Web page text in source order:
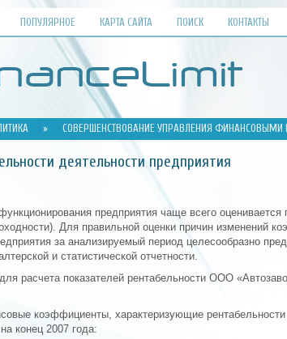
ПОПУЛЯРНОЕ КАРТА САЙТА ПОИСК КОНТАКТЫ
» СОВЕРШЕНСТВОВАНИЕ УПРАВЛЕНИЯ ФИНАНСОВЫМИ
деятельности предприятия
предприятия чаще всего оценивается
Для правильной оценки причин изменений
за анализируемый период целесообразно
и статистической отчетности.
расчета показателей рентабельности ООО
коэффициенты, характеризующие
конец 2007 года: